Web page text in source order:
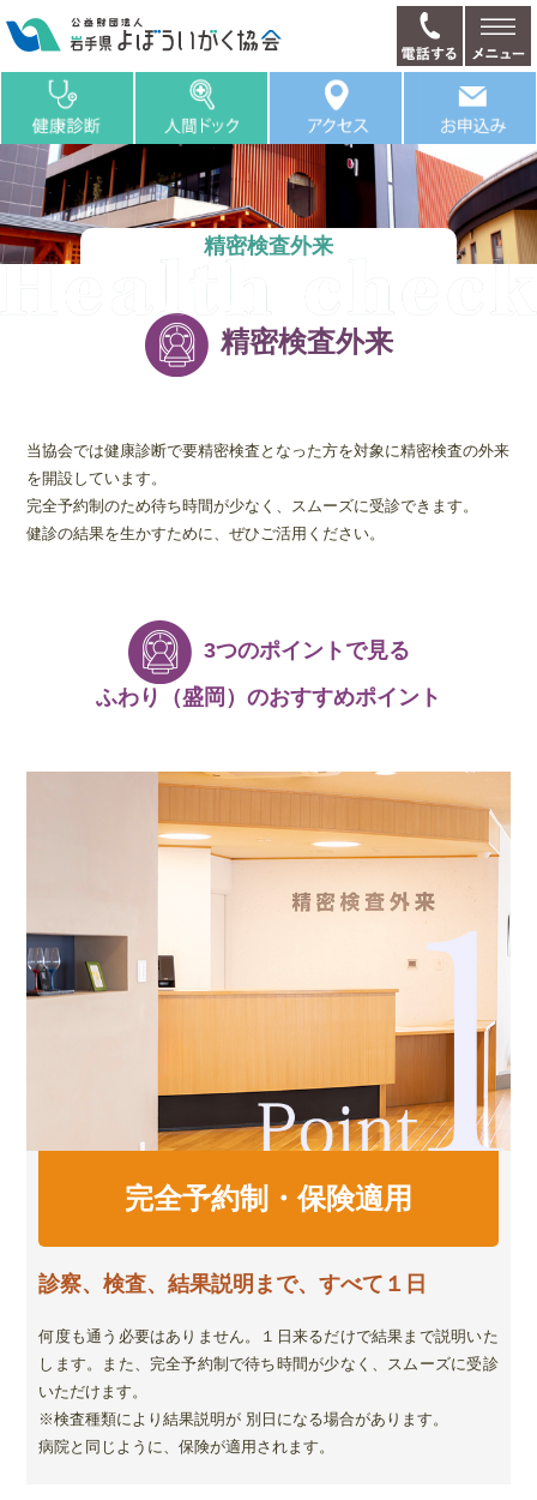
精密検査外来
精密検査外来
当協会では健康診断で要精密検査となった方を対象に精密検査の外来
を開設しています。
完全予約制のため待ち時間が少なく、スムーズに受診できます。
健診の結果を生かすために、ぜひご活用ください。
3つのポイントで見る
ふわり（盛岡）のおすすめポイント
完全予約制・保険適用
診察、検査、結果説明まで、すべて１日
何度も通う必要はありません。１日来るだけで結果まで説明いた
します。また、完全予約制で待ち時間が少なく、スムーズに受診
いただけます。
※検査種類により結果説明が 別日になる場合があります。
病院と同じように、保険が適用されます。